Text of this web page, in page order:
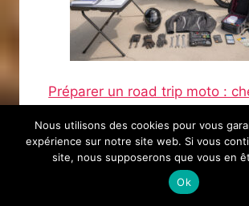
Préparer un road trip moto :
bagages, budget)
Nous utilisons des cookies pour vous
expérience sur notre site web. Si vous
site, nous supposerons que vous en
Ok